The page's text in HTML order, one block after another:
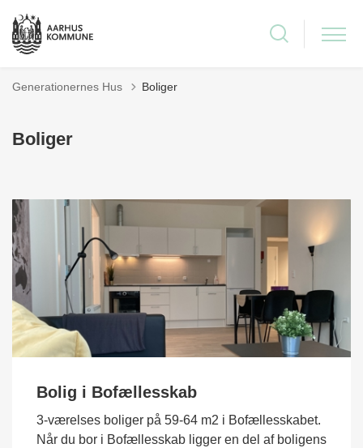
Generationernes Hus Boliger
Boliger
Bolig i Bofællesskab
3-værelses boliger på 59-64 m2 i Bofællesskabet.
Når du bor i Bofællesskab ligger en del af boligens